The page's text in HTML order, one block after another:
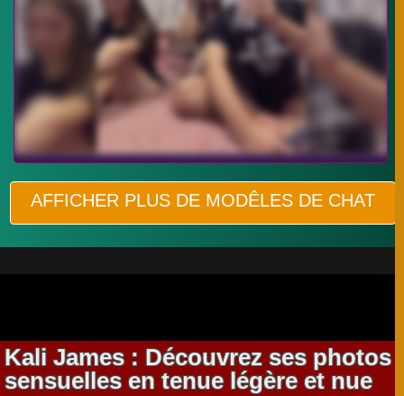
AFFICHER PLUS DE MODÊLES DE CHAT
Kali James : Découvrez ses photos
sensuelles en tenue légère et nue